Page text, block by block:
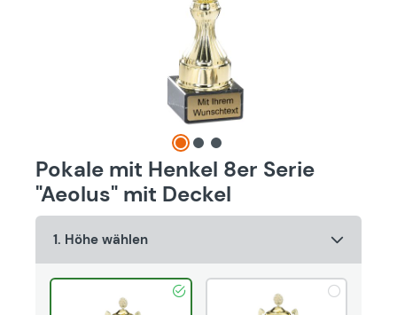
Pokale mit Henkel 8er Serie
"Aeolus" mit Deckel
1. Höhe wählen